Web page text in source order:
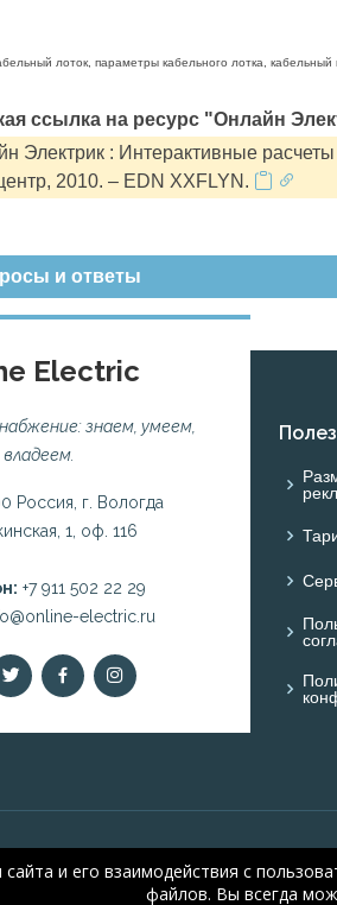
лоток, параметры кабельного лотка,
ссылка на ресурс "Онлайн
Электрик : Интерактивные
2010. – EDN XXFLYN.
и ответы
Electric
знаем, умеем,
владеем.
Россия, г. Вологда
1, оф. 116
+7 911 502 22 29
electric.ru
и его взаимодействия с
файлов. Вы всегда